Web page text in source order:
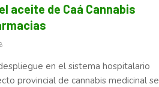
aceite de Caá Cannabis
en el sistema hospitalario
provincial de cannabis medicinal se